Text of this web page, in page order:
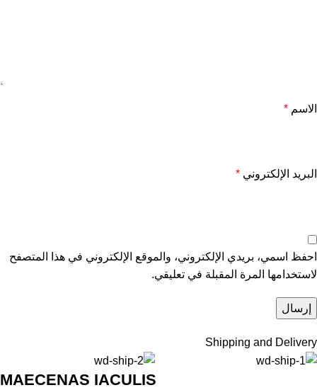
الاسم *
البريد الإلكتروني *
احفظ اسمي، بريدي الإلكتروني، والموقع الإلكتروني في هذا المتصفح
لاستخدامها المرة المقبلة في تعليقي.
Shipping and Delivery
MAECENAS IACULIS